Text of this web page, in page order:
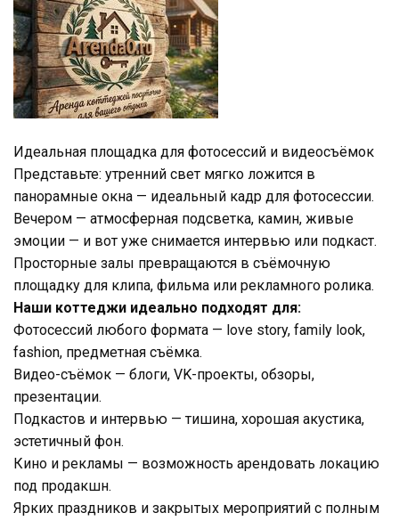
Идеальная площадка для фотосессий и видеосъёмок
Представьте: утренний свет мягко ложится в
панорамные окна — идеальный кадр для фотосессии.
Вечером — атмосферная подсветка, камин, живые
эмоции — и вот уже снимается интервью или подкаст.
Просторные залы превращаются в съёмочную
площадку для клипа, фильма или рекламного ролика.
Наши коттеджи идеально подходят для:
Фотосессий любого формата — love story, family look,
fashion, предметная съёмка.
Видео-съёмок — блоги, VK-проекты, обзоры,
презентации.
Подкастов и интервью — тишина, хорошая акустика,
эстетичный фон.
Кино и рекламы — возможность арендовать локацию
под продакшн.
Ярких праздников и закрытых мероприятий с полным